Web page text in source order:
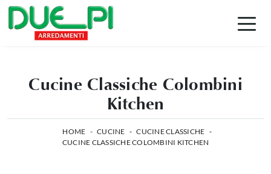
Cucine Classiche Colombini
Kitchen
HOME - CUCINE - CUCINE CLASSICHE -
CUCINE CLASSICHE COLOMBINI KITCHEN